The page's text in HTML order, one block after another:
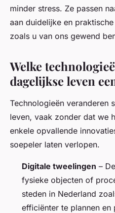
minder stress. Ze passen
aan duidelijke en
zoals u van ons gewend
Welke
dagelijkse leven
Technologieën veranderen
leven, vaak zonder dat we
enkele opvallende
soepeler laten verlopen.
Digitale tweelingen –
fysieke objecten of
steden in Nederland
efficiënter te plannen